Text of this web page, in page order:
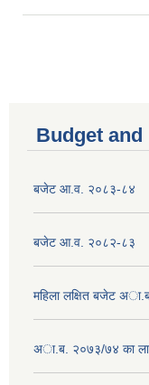
Budget
बजेट आ.व. २०८३-८४
बजेट आ.व. २०८२-८३
महिला लक्षित बजेट
अा.ब. २०७३/७४ का